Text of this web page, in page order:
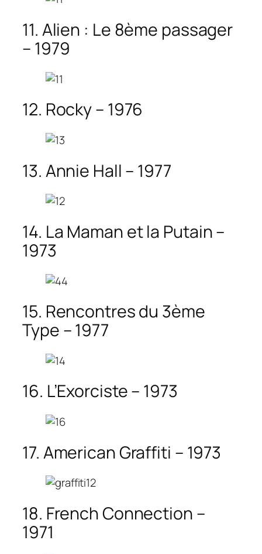
11. Alien : Le 8ème passager
– 1979
12. Rocky – 1976
13. Annie Hall – 1977
14. La Maman et la Putain –
1973
15. Rencontres du 3ème
Type – 1977
16. L’Exorciste – 1973
17. American Graffiti – 1973
18. French Connection –
1971